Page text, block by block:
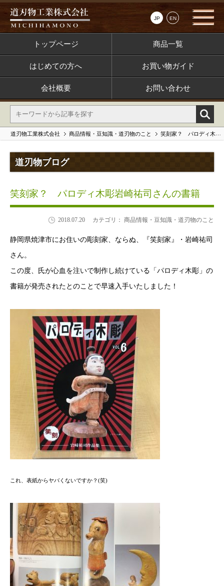
JP EN
トップページ 商品一覧
はじめての方へ お買い物ガイド
会社概要 お問い合わせ
道刃物工業株式会社 商品情報・豆知識・道刃物のこと 笑刻家？ パロディ木彫岩崎祐司さんの書籍
道刃物ブログ
笑刻家？ パロディ木彫岩崎祐司さんの書籍
2018.07.20 カテゴリ： 商品情報・豆知識・道刃物のこと
静岡県焼津市にお住いの彫刻家、ならぬ、『笑刻家』・岩崎祐司
さん。
この度、氏が心血を注いで制作し続けている「パロディ木彫」の
書籍が発売されたとのことで早速入手いたしました！
これ、表紙からヤバくないですか？(笑)